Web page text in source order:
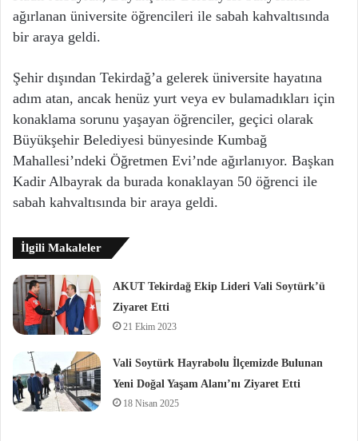
ağırlanan üniversite öğrencileri ile sabah kahvaltısında
bir araya geldi.
Şehir dışından Tekirdağ’a gelerek üniversite hayatına
adım atan, ancak henüz yurt veya ev bulamadıkları için
konaklama sorunu yaşayan öğrenciler, geçici olarak
Büyükşehir Belediyesi bünyesinde Kumbağ
Mahallesi’ndeki Öğretmen Evi’nde ağırlanıyor. Başkan
Kadir Albayrak da burada konaklayan 50 öğrenci ile
sabah kahvaltısında bir araya geldi.
İlgili Makaleler
AKUT Tekirdağ Ekip Lideri Vali Soytürk’ü
Ziyaret Etti
21 Ekim 2023
Vali Soytürk Hayrabolu İlçemizde Bulunan
Yeni Doğal Yaşam Alanı’nı Ziyaret Etti
18 Nisan 2025